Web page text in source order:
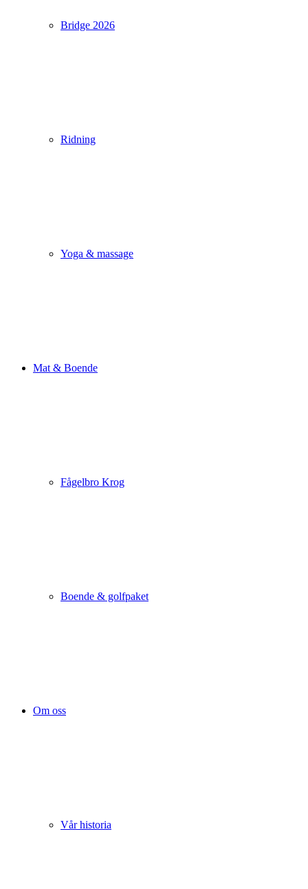
Bridge 2026
Ridning
Yoga & massage
Mat & Boende
Fågelbro Krog
Boende & golfpaket
Om oss
Vår historia